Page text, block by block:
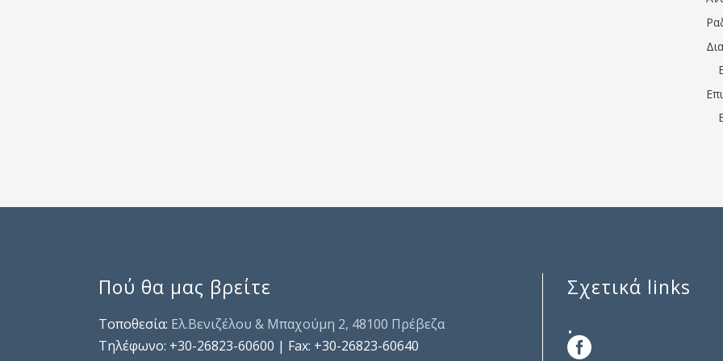
Πού θα μας βρείτε
Τοποθεσία: Ελ.Βενιζέλου & Μπαχούμη 2, 48100 Πρέβεζα
Τηλέφωνo: +30-26823-60600 | Fax: +30-26823-60640
Σχετικά links
.